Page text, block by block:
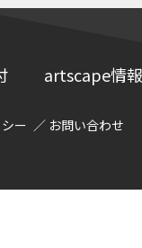
artscape情
ー お問い合わせ